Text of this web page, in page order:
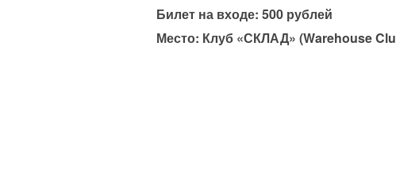
Билет на входе: 500 рублей
Место: Клуб «СКЛАД» (Warehouse